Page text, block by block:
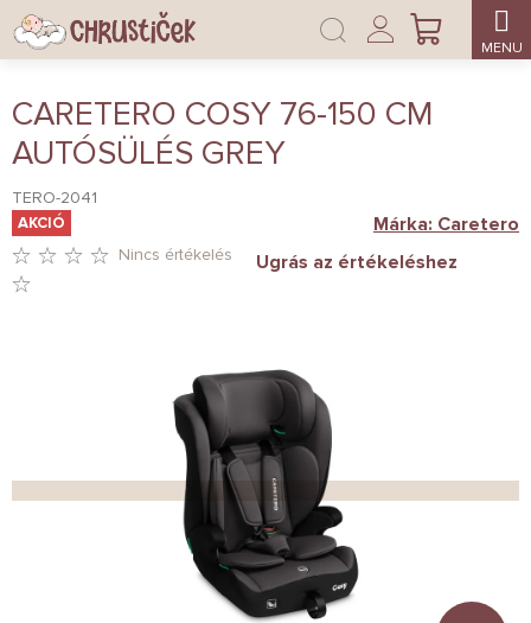
Ugrás
fő
KOSÁR
Bejelentkezés
CARETERO COSY 76-150 CM
AUTÓSÜLÉS GREY
TERO-2041
AKCIÓ
CSILLAG.
Nincs értékelés Ugrás az értékeléshez
Márka: Caretero